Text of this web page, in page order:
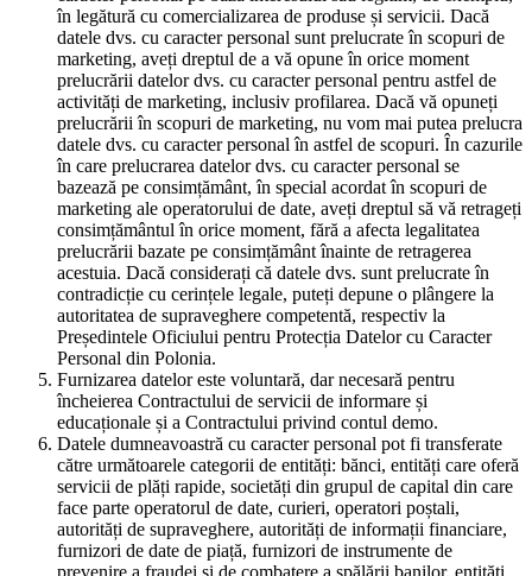
în legătură cu comercializarea de produse și servicii. Dacă
datele dvs. cu caracter personal sunt prelucrate în scopuri de
marketing, aveți dreptul de a vă opune în orice moment
prelucrării datelor dvs. cu caracter personal pentru astfel de
activități de marketing, inclusiv profilarea. Dacă vă opuneți
prelucrării în scopuri de marketing, nu vom mai putea prelucra
datele dvs. cu caracter personal în astfel de scopuri. În cazurile
în care prelucrarea datelor dvs. cu caracter personal se
bazează pe consimțământ, în special acordat în scopuri de
marketing ale operatorului de date, aveți dreptul să vă retrageți
consimțământul în orice moment, fără a afecta legalitatea
prelucrării bazate pe consimțământ înainte de retragerea
acestuia. Dacă considerați că datele dvs. sunt prelucrate în
contradicție cu cerințele legale, puteți depune o plângere la
autoritatea de supraveghere competentă, respectiv la
Președintele Oficiului pentru Protecția Datelor cu Caracter
Personal din Polonia.
Furnizarea datelor este voluntară, dar necesară pentru
încheierea Contractului de servicii de informare și
educaționale și a Contractului privind contul demo.
Datele dumneavoastră cu caracter personal pot fi transferate
către următoarele categorii de entități: bănci, entități care oferă
servicii de plăți rapide, societăți din grupul de capital din care
face parte operatorul de date, curieri, operatori poștali,
autorități de supraveghere, autorități de informații financiare,
furnizori de date de piață, furnizori de instrumente de
prevenire a fraudei și de combatere a spălării banilor, entități